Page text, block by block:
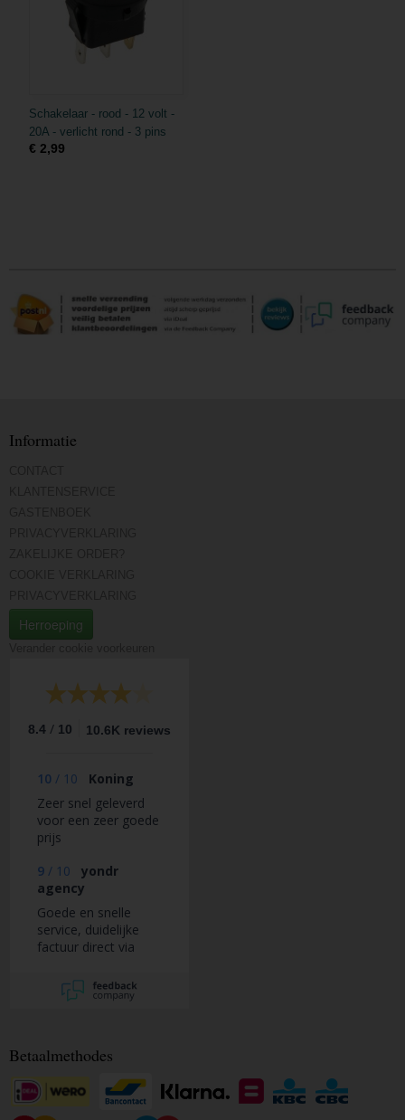
Schakelaar - rood - 12 volt -
20A - verlicht rond - 3 pins
€ 2,99
Informatie
Herroeping
8.4 / 10 10.6K reviews
10 / 10
Koning
Zeer snel geleverd
voor een zeer goede
prijs
9 / 10
yondr
agency
Goede en snelle
service, duidelijke
factuur direct via
Betaalmethodes